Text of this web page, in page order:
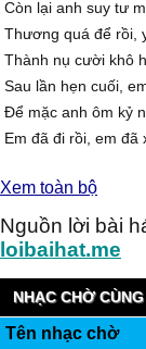
Còn lại anh suy tư
Thương quá để rồi,
Thành nụ cười khô
Sau lần hẹn cuối,
Ðể mặc anh ôm kỷ
Em đã đi rồi, em đã
Đường nào vào yêu
Ðường nào vào yêu
Tình nào vào mơ
Sau lần hẹn cuối,
Tìm vào mơ đau
Xem toàn bộ
Nguồn lời bài
loibaihat.me
NHẠC CHỜ
Tên nhạc chờ